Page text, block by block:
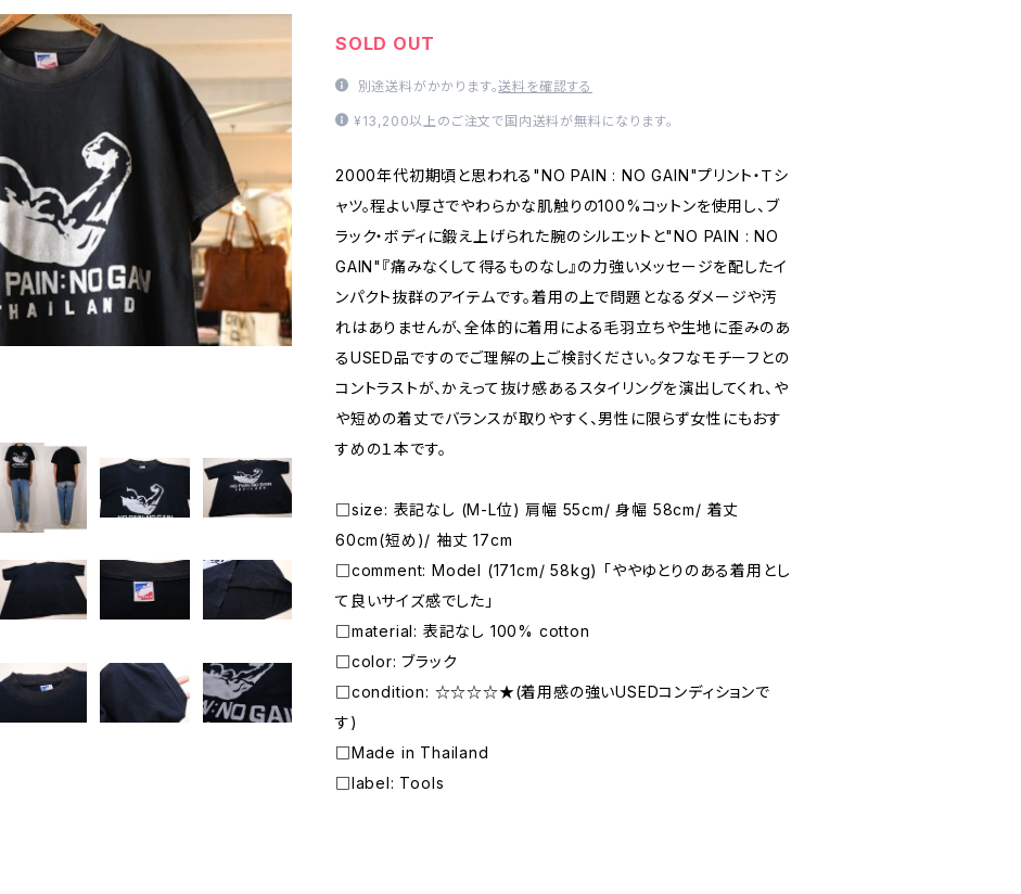
SOLD OUT
別途送料がかかります。送料を確認する
¥13,200以上のご注文で国内送料が無料になります。
2000年代初期頃と思われる"NO PAIN : NO GAIN"プリント・Ｔシ
ャツ。程よい厚さでやわらかな肌触りの100%コットンを使用し、ブ
ラック・ボディに鍛え上げられた腕のシルエットと"NO PAIN : NO
GAIN"『痛みなくして得るものなし』の力強いメッセージを配したイ
ンパクト抜群のアイテムです。着用の上で問題となるダメージや汚
れはありませんが、全体的に着用による毛羽立ちや生地に歪みのあ
るUSED品ですのでご理解の上ご検討ください。タフなモチーフとの
コントラストが、かえって抜け感あるスタイリングを演出してくれ、や
や短めの着丈でバランスが取りやすく、男性に限らず女性にもおす
すめの１本です。
□size: 表記なし (M-L位) 肩幅 55cm/ 身幅 58cm/ 着丈
60cm(短め)/ 袖丈 17cm
□comment: Model (171cm/ 58kg) 「ややゆとりのある着用とし
て良いサイズ感でした」
□material: 表記なし 100% cotton
□color: ブラック
□condition: ☆☆☆☆★(着用感の強いUSEDコンディションで
す)
□Made in Thailand
□label: Tools